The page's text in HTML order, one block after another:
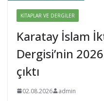
KITAPLAR VE DERGILER
Karatay İslam
Dergisi’nin 2026
çıktı
02.08.2026 admin